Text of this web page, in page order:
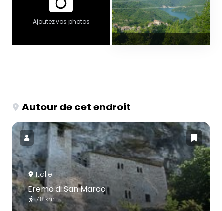
Ajoutez vos photos
Autour de cet endroit
Italie
Eremo di San Marco
7.8 km